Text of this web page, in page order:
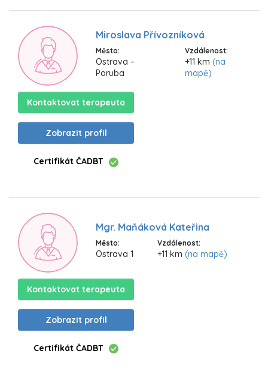
Miroslava Přívozníková
Město:
Ostrava –
Poruba
Vzdálenost:
+11 km (na
mapě)
Kontaktovat terapeuta
Zobrazit profil
Certifikát ČADBT
Mgr. Maňáková Kateřina
Město:
Ostrava 1
Vzdálenost:
+11 km (na mapě)
Kontaktovat terapeuta
Zobrazit profil
Certifikát ČADBT